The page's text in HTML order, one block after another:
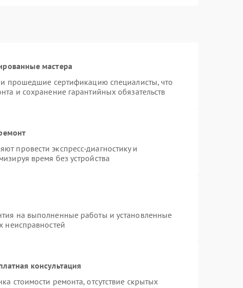
мастера
прошедшие сертификацию специалисты, что
и сохранение гарантийных обязательств
провести экспресс-диагностику и
время без устройства
на выполненные работы и установленные
неисправностей
консультация
стоимости ремонта, отсутствие скрытых